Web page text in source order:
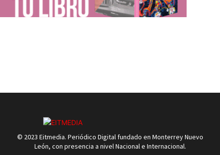
© 2023 Eitmedia. Periódico Digital fundado en Monterrey Nuevo
León, con presencia a nivel Nacional e Internacional.